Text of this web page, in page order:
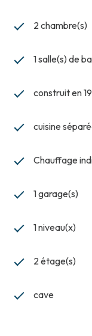
2 chambre(s)
1 salle(s) de
construit en
cuisine
Chauffage
1 garage(s)
1 niveau(x)
2 étage(s)
cave